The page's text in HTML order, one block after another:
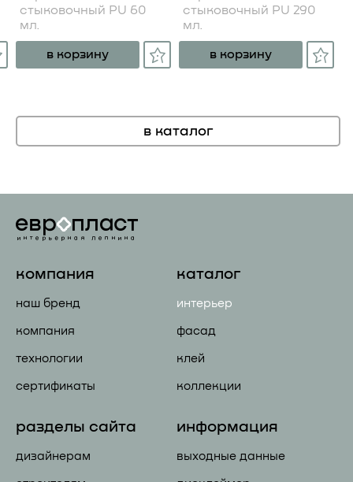
стыковочный PU 60
мл.
в корзину
стыковочный PU 290
мл.
в корзину
в каталог
компания
наш бренд
компания
технологии
сертификаты
каталог
интерьер
фасад
клей
коллекции
разделы сайта
дизайнерам
информация
выходные данные